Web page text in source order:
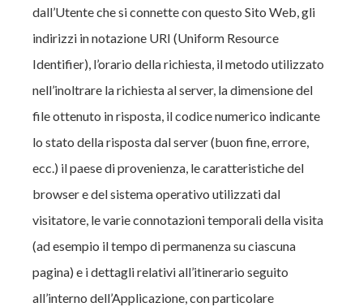
dall’Utente che si connette con questo Sito Web, gli
indirizzi in notazione URI (Uniform Resource
Identifier), l’orario della richiesta, il metodo utilizzato
nell’inoltrare la richiesta al server, la dimensione del
file ottenuto in risposta, il codice numerico indicante
lo stato della risposta dal server (buon fine, errore,
ecc.) il paese di provenienza, le caratteristiche del
browser e del sistema operativo utilizzati dal
visitatore, le varie connotazioni temporali della visita
(ad esempio il tempo di permanenza su ciascuna
pagina) e i dettagli relativi all’itinerario seguito
all’interno dell’Applicazione, con particolare